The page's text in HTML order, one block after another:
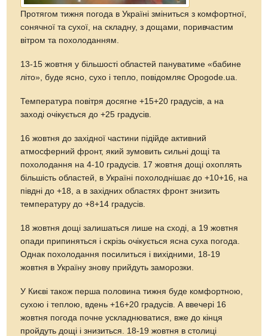
Протягом тижня погода в Україні зміниться з комфортної,
сонячної та сухої, на складну, з дощами, поривчастим
вітром та похолоданням.
13-15 жовтня у більшості областей пануватиме «бабине
літо», буде ясно, сухо і тепло, повідомляє Opogode.ua.
Температура повітря досягне +15+20 градусів, а на
заході очікується до +25 градусів.
16 жовтня до західної частини підійде активний
атмосферний фронт, який зумовить сильні дощі та
похолодання на 4-10 градусів. 17 жовтня дощі охоплять
більшість областей, в Україні похолоднішає до +10+16, на
півдні до +18, а в західних областях фронт знизить
температуру до +8+14 градусів.
18 жовтня дощі залишаться лише на сході, а 19 жовтня
опади припиняться і скрізь очікується ясна суха погода.
Однак похолодання посилиться і вихідними, 18-19
жовтня в Україну знову прийдуть заморозки.
У Києві також перша половина тижня буде комфортною,
сухою і теплою, вдень +16+20 градусів. А ввечері 16
жовтня погода почне ускладнюватися, вже до кінця
пройдуть дощі і знизиться. 18-19 жовтня в столиці